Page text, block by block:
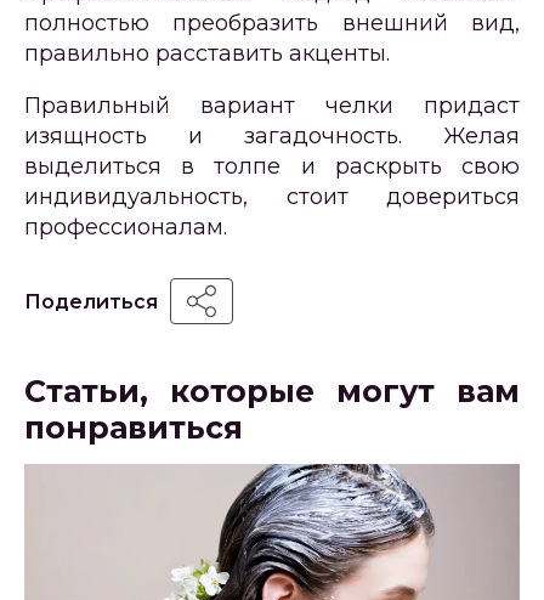
полностью преобразить внешний вид,
правильно расставить акценты.
Правильный вариант челки придаст
изящность и загадочность. Желая
выделиться в толпе и раскрыть свою
индивидуальность, стоит довериться
профессионалам.
Поделиться
Статьи, которые могут вам
понравиться